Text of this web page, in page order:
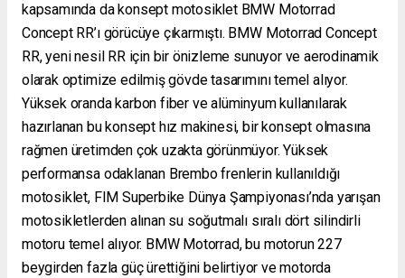
kapsamında da konsept motosiklet BMW Motorrad
Concept RR’ı görücüye çıkarmıştı. BMW Motorrad Concept
RR, yeni nesil RR için bir önizleme sunuyor ve aerodinamik
olarak optimize edilmiş gövde tasarımını temel alıyor.
Yüksek oranda karbon fiber ve alüminyum kullanılarak
hazırlanan bu konsept hız makinesi, bir konsept olmasına
rağmen üretimden çok uzakta görünmüyor. Yüksek
performansa odaklanan Brembo frenlerin kullanıldığı
motosiklet, FIM Superbike Dünya Şampiyonası’nda yarışan
motosikletlerden alınan su soğutmalı sıralı dört silindirli
motoru temel alıyor. BMW Motorrad, bu motorun 227
beygirden fazla güç ürettiğini belirtiyor ve motorda